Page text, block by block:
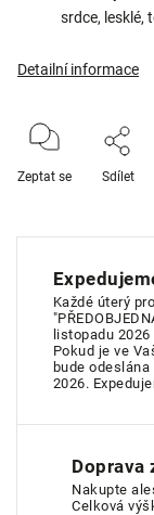
srdce, lesklé,
Detailní informace
Zeptat se Sdílet
Každé úterý
listopadu
Pokud je ve
bude
2026.
Doprava
Nakupte
Celková